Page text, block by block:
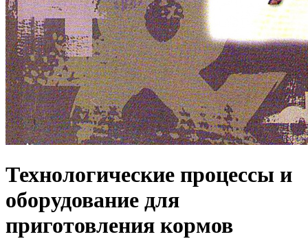
Технологические процессы и
оборудование для
приготовления кормов